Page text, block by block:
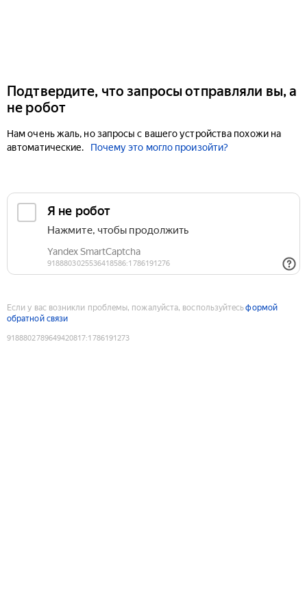
Подтвердите, что запросы отправляли вы, а
не робот
Нам очень жаль, но запросы с вашего устройства похожи на
автоматические.
Почему это могло произойти?
Если у вас возникли проблемы, пожалуйста, воспользуйтесьформой
обратной связи
9188802789649420817:1786191273